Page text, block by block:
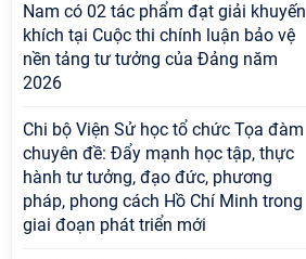
Nam có 02 tác phẩm đạt giải khuyến
khích tại Cuộc thi chính luận bảo vệ
nền tảng tư tưởng của Đảng năm
2026
Chi bộ Viện Sử học tổ chức Tọa đàm
chuyên đề: Đẩy mạnh học tập, thực
hành tư tưởng, đạo đức, phương
pháp, phong cách Hồ Chí Minh trong
giai đoạn phát triển mới